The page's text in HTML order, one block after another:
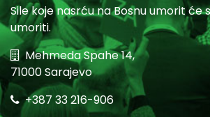
Sile koje nasrću na Bosnu umorit će
umoriti.
Mehmeda Spahe 14,
71000 Sarajevo
+387 33 216-906